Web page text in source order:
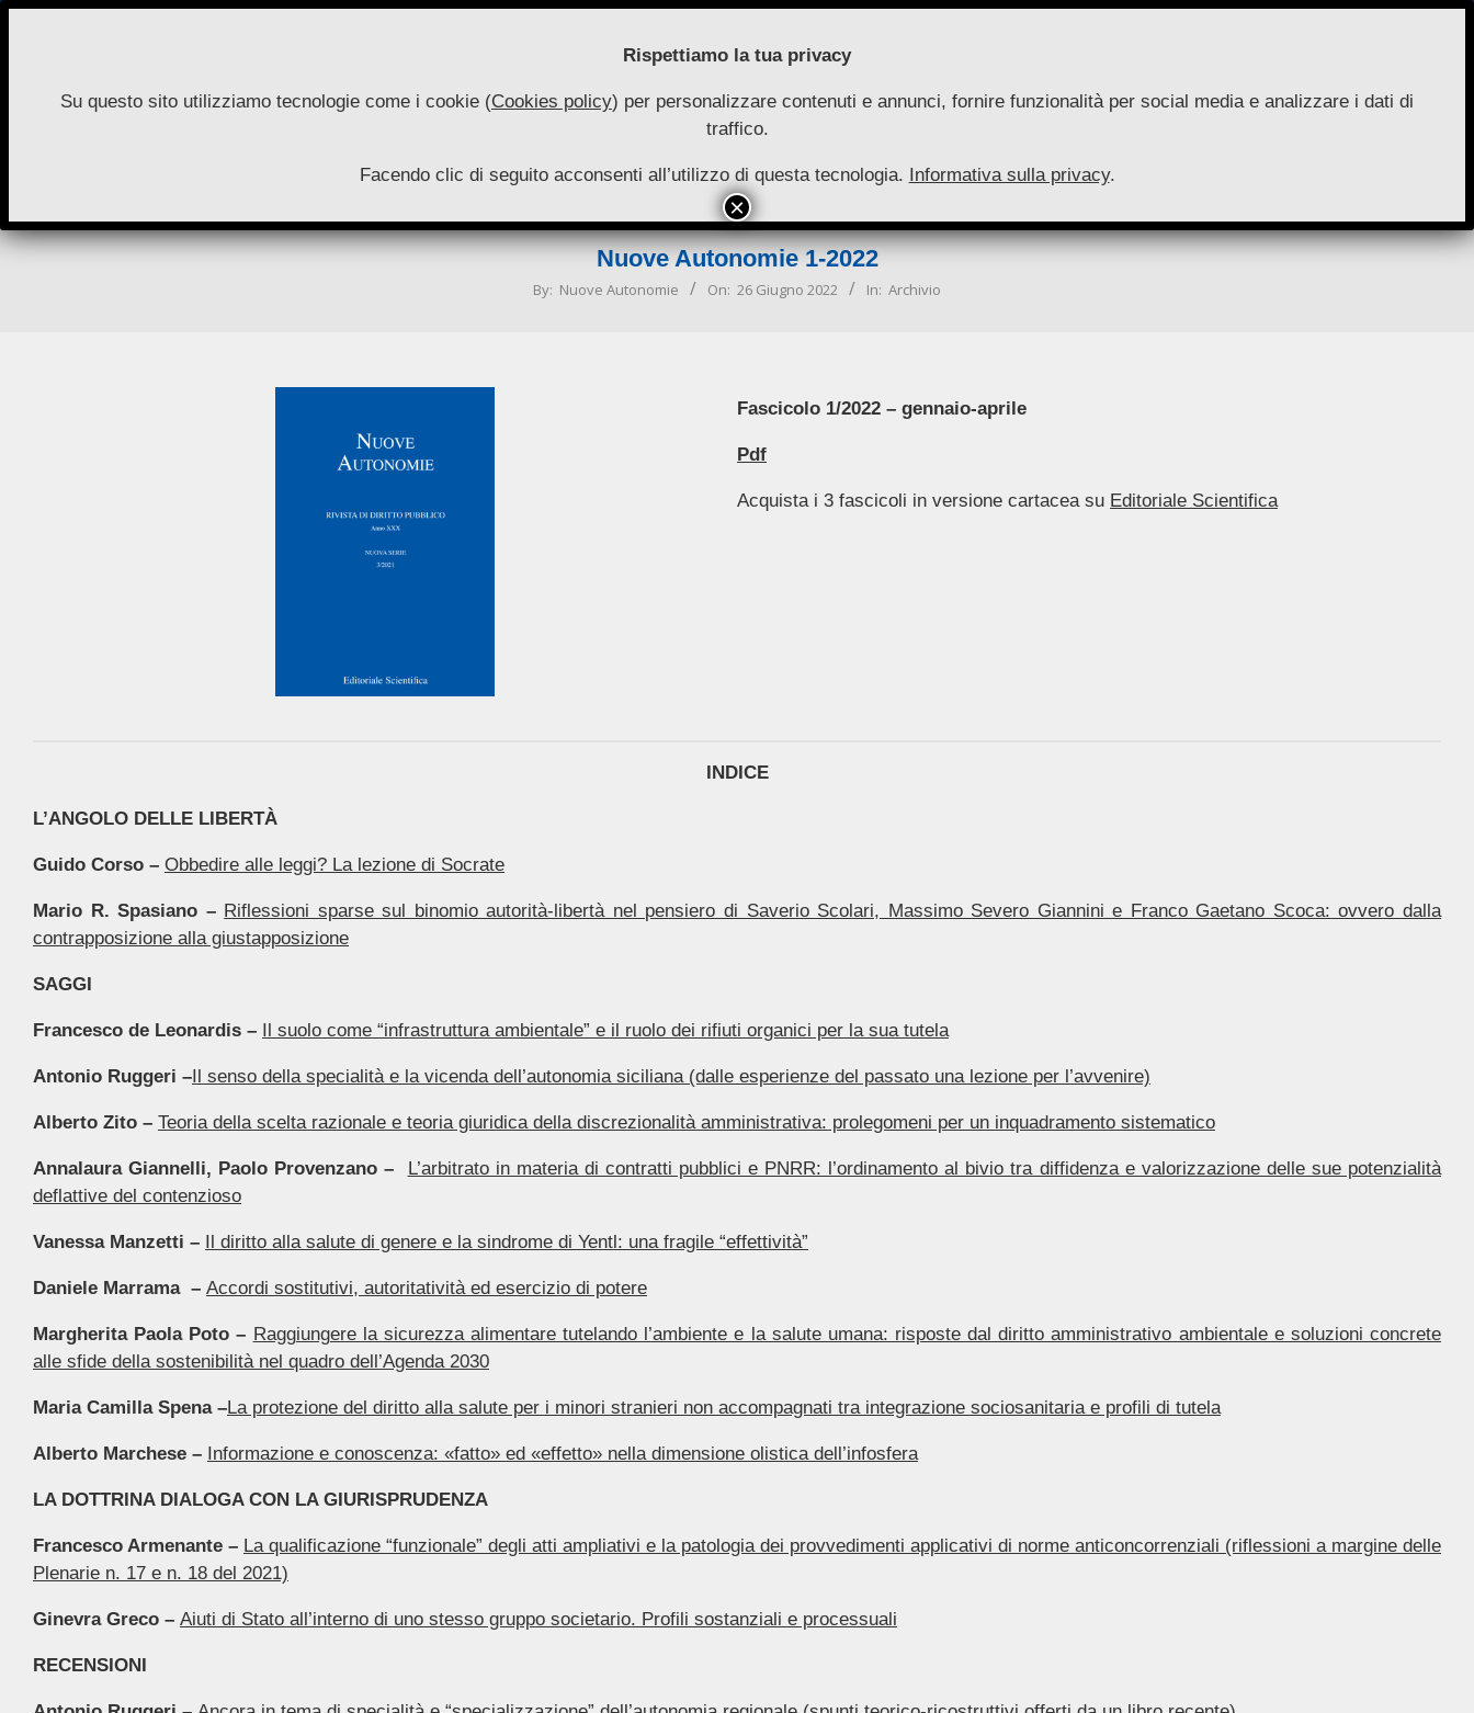
Skip
Autonomie
Primary
Navigation
Menu
COLLANA ARCHIVIO
Nuove Autonomie 1-2022
By: Nuove Autonomie On: 26 Giugno 2022 In: Archivio
Fascicolo 1/2022 – gennaio-aprile
Pdf
Acquista i 3 fascicoli in versione cartacea su Editoriale Scientifica
INDICE
L’ANGOLO DELLE LIBERTÀ
Guido Corso – Obbedire alle leggi? La lezione di Socrate
Mario R. Spasiano – Riflessioni sparse sul binomio autorità-libertà nel pensiero di Saverio Scolari, Massimo Severo Giannini e Franco Gaetano Scoca: ovvero dalla
contrapposizione alla giustapposizione
SAGGI
Francesco de Leonardis – Il suolo come “infrastruttura ambientale” e il ruolo dei rifiuti organici per la sua tutela
Antonio Ruggeri –Il senso della specialità e la vicenda dell’autonomia siciliana (dalle esperienze del passato una lezione per l’avvenire)
Alberto Zito – Teoria della scelta razionale e teoria giuridica della discrezionalità amministrativa: prolegomeni per un inquadramento sistematico
Annalaura Giannelli, Paolo Provenzano – L’arbitrato in materia di contratti pubblici e PNRR: l’ordinamento al bivio tra diffidenza e valorizzazione delle sue potenzialità
deflattive del contenzioso
Vanessa Manzetti – Il diritto alla salute di genere e la sindrome di Yentl: una fragile “effettività”
Daniele Marrama – Accordi sostitutivi, autoritatività ed esercizio di potere
Margherita Paola Poto – Raggiungere la sicurezza alimentare tutelando l’ambiente e la salute umana: risposte dal diritto amministrativo ambientale e soluzioni concrete
alle sfide della sostenibilità nel quadro dell’Agenda 2030
Maria Camilla Spena –La protezione del diritto alla salute per i minori stranieri non accompagnati tra integrazione sociosanitaria e profili di tutela
Alberto Marchese – Informazione e conoscenza: «fatto» ed «effetto» nella dimensione olistica dell’infosfera
LA DOTTRINA DIALOGA CON LA GIURISPRUDENZA
Francesco Armenante – La qualificazione “funzionale” degli atti ampliativi e la patologia dei provvedimenti applicativi di norme anticoncorrenziali (riflessioni a margine delle
Plenarie n. 17 e n. 18 del 2021)
Ginevra Greco – Aiuti di Stato all’interno di uno stesso gruppo societario. Profili sostanziali e processuali
RECENSIONI
Rispettiamo la tua privacy
Su questo sito utilizziamo tecnologie come i cookie (Cookies policy) per personalizzare contenuti e annunci, fornire funzionalità per social media e analizzare i dati di
traffico.
Facendo clic di seguito acconsenti all’utilizzo di questa tecnologia. Informativa sulla privacy.